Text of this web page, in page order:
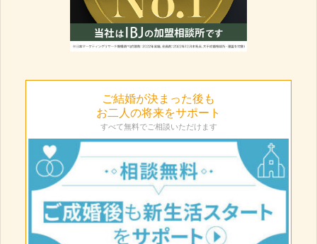
ご結婚が決まった後も
お二人の将来をサポート
すべて無料でご相談いただけます